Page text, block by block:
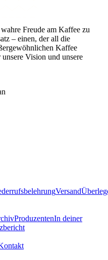
Freude am Kaffee zu
– einen, der all die
Kaffee
Vision und unsere
Versand
ProduzentenIn deiner